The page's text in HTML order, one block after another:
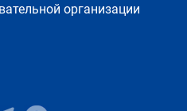
организации